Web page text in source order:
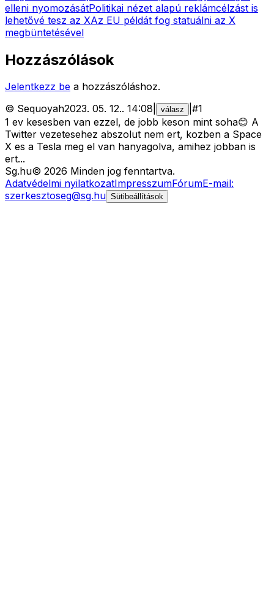
elleni nyomozásátPolitikai nézet alapú reklámcélzást is
lehetővé tesz az XAz EU példát fog statuálni az X
megbüntetésével
Hozzászólások
Jelentkezz be a hozzászóláshoz.
© Sequoyah2023. 05. 12.. 14:08 válasz #1
1 ev kesesben van ezzel, de jobb keson mint soha😊 A
Twitter vezetesehez abszolut nem ert, kozben a Space
X es a Tesla meg el van hanyagolva, amihez jobban is
ert...
Sg.hu© 2026 Minden jog fenntartva.
Adatvédelmi nyilatkozatImpresszumFórumE-mail:
szerkesztoseg@sg.hu Sütibeállítások